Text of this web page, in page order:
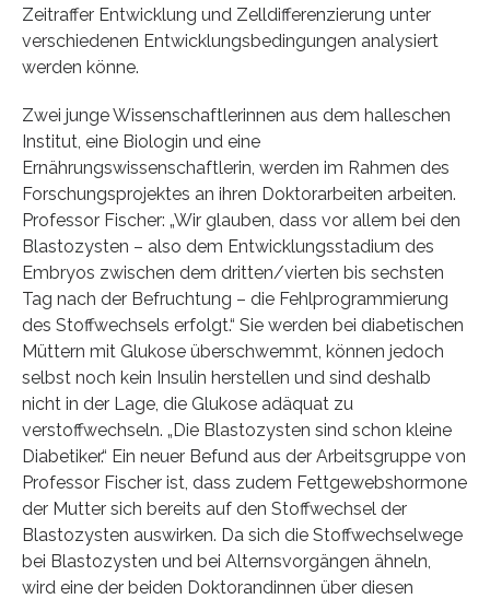
Zeitraffer Entwicklung und Zelldifferenzierung unter
verschiedenen Entwicklungsbedingungen analysiert
werden könne.
Zwei junge Wissenschaftlerinnen aus dem halleschen
Institut, eine Biologin und eine
Ernährungswissenschaftlerin, werden im Rahmen des
Forschungsprojektes an ihren Doktorarbeiten arbeiten.
Professor Fischer: „Wir glauben, dass vor allem bei den
Blastozysten – also dem Entwicklungsstadium des
Embryos zwischen dem dritten/vierten bis sechsten
Tag nach der Befruchtung – die Fehlprogrammierung
des Stoffwechsels erfolgt.“ Sie werden bei diabetischen
Müttern mit Glukose überschwemmt, können jedoch
selbst noch kein Insulin herstellen und sind deshalb
nicht in der Lage, die Glukose adäquat zu
verstoffwechseln. „Die Blastozysten sind schon kleine
Diabetiker.“ Ein neuer Befund aus der Arbeitsgruppe von
Professor Fischer ist, dass zudem Fettgewebshormone
der Mutter sich bereits auf den Stoffwechsel der
Blastozysten auswirken. Da sich die Stoffwechselwege
bei Blastozysten und bei Alternsvorgängen ähneln,
wird eine der beiden Doktorandinnen über diesen